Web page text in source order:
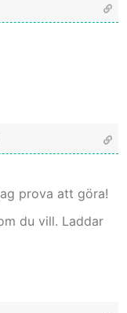
prova att göra!
du vill. Laddar